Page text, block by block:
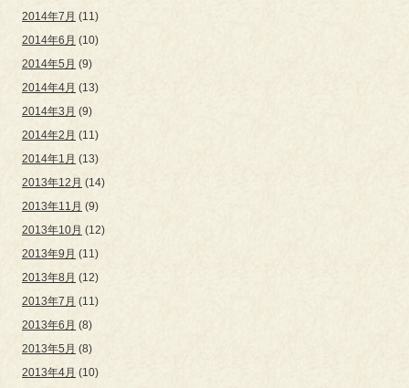
2014年7月 (11)
2014年6月 (10)
2014年5月 (9)
2014年4月 (13)
2014年3月 (9)
2014年2月 (11)
2014年1月 (13)
2013年12月 (14)
2013年11月 (9)
2013年10月 (12)
2013年9月 (11)
2013年8月 (12)
2013年7月 (11)
2013年6月 (8)
2013年5月 (8)
2013年4月 (10)